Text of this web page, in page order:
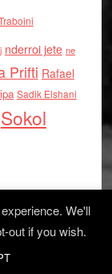
nderroi jete ne
Prifti Rafael
Sadik Elshani
Sokol
We'll
out if you wish.